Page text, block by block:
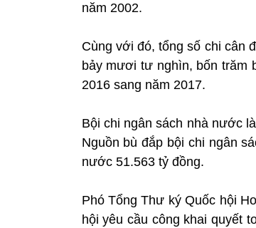
năm 2002.
Cùng với đó, tổng số chi cân
bảy mươi tư nghìn, bốn trăm
2016 sang năm 2017.
Bội chi ngân sách nhà nước
Nguồn bù đắp bội chi ngân
nước 51.563 tỷ đồng.
Phó Tổng Thư ký Quốc hội
hội yêu cầu công khai quyết